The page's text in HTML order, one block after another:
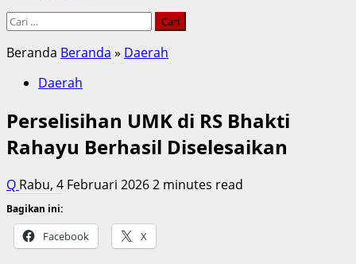
Cari
Beranda Beranda » Daerah
Daerah
Perselisihan UMK di RS Bhakti
Rahayu Berhasil Diselesaikan
Q Rabu, 4 Februari 20262 minutes read
Bagikan ini:
Facebook X